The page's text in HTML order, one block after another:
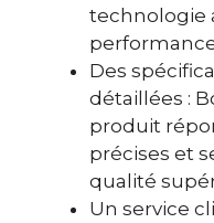
technologie
Des
détaillées :
produit
précises et
qualité
Un service